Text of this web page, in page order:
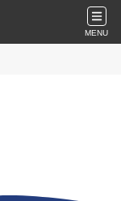
MENU